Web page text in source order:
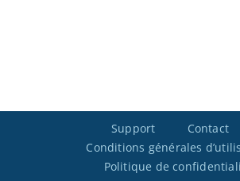
Support
Contact
Conditions générales
Politique de